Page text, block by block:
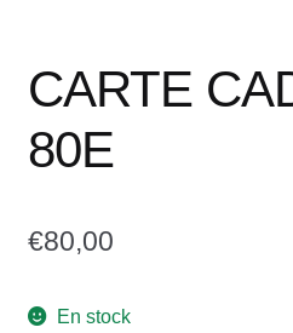
CARTE
80E
€80,00
En stock